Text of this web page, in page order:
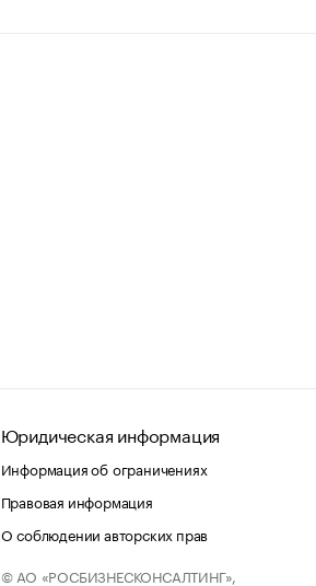
Юридическая информация
Информация об ограничениях
Правовая информация
О соблюдении авторских прав
© АО «РОСБИЗНЕСКОНСАЛТИНГ»,